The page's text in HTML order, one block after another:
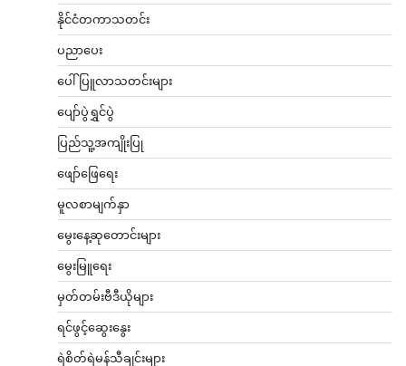
နိုင်ငံတကာသတင်း
ပညာပေး
ပေါ်ပြူလာသတင်းများ
ပျော်ပွဲရွှင်ပွဲ
ပြည်သူ့အကျိုးပြု
ဖျော်ဖြေရေး
မူလစာမျက်နှာ
မွေးနေ့ဆုတောင်းများ
မွေးမြူရေး
မှတ်တမ်းဗီဒီယိုများ
ရင်ဖွင့်ဆွေးနွေး
ရဲစိတ်ရဲမန်သီချင်းများ